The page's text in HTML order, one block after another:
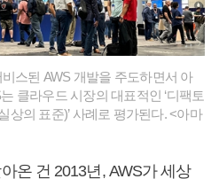
스된 AWS 개발을 주도하면서 아
클라우드 시장의 대표적인 ‘디팩토
상의 표준)’ 사례로 평가된다. <아마
온 건 2013년, AWS가 세상